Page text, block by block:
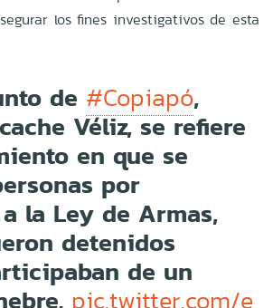
los fines investigativos de esta
de #Copiapó,
Véliz, se refiere
en que se
por
la Ley de Armas,
detenidos
de un
pic.twitter.com/e